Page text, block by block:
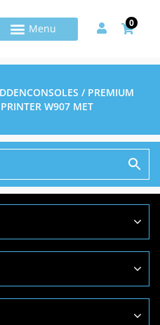
0
/ PREMIUM
W907 MET